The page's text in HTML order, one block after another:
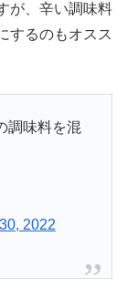
が、辛い調味料
するのもオスス
調味料を混
2022